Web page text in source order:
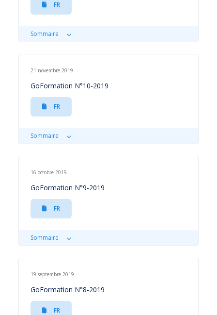
FR
Sommaire
21 novembre 2019
GoFormation N°10-2019
FR
Sommaire
16 octobre 2019
GoFormation N°9-2019
FR
Sommaire
19 septembre 2019
GoFormation N°8-2019
FR